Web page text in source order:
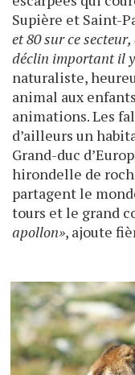
Supière et Saint-
et 80 sur ce
déclin important il
naturaliste,
animal aux
animations. Les
d’ailleurs un
Grand-duc
hirondelle de
partagent le
tours et le grand
apollon», ajoute